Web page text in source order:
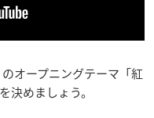
オープニングテーマ「紅
を決めましょう。